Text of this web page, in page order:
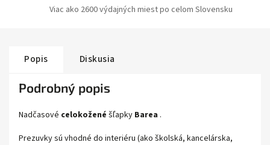
Viac ako 2600 výdajných miest po celom Slovensku
Popis Diskusia
Podrobný popis
Nadčasové celokožené šľapky Barea .
Prezuvky sú vhodné do interiéru (ako školská, kancelárska,